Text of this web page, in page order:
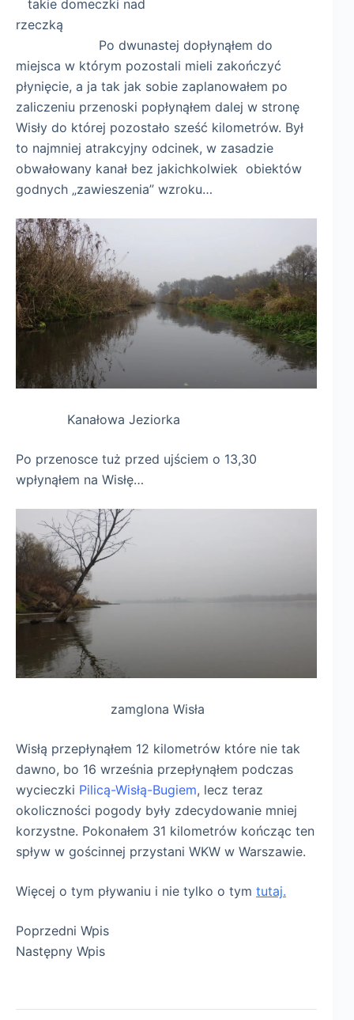
takie domeczki nad
rzeczką
Po dwunastej dopłynąłem do
miejsca w którym pozostali mieli zakończyć
płynięcie, a ja tak jak sobie zaplanowałem po
zaliczeniu przenoski popłynąłem dalej w stronę
Wisły do której pozostało sześć kilometrów. Był
to najmniej atrakcyjny odcinek, w zasadzie
obwałowany kanał bez jakichkolwiek obiektów
godnych „zawieszenia” wzroku…
Kanałowa Jeziorka
Po przenosce tuż przed ujściem o 13,30
wpłynąłem na Wisłę…
zamglona Wisła
Wisłą przepłynąłem 12 kilometrów które nie tak
dawno, bo 16 września przepłynąłem podczas
wycieczki Pilicą-Wisłą-Bugiem, lecz teraz
okoliczności pogody były zdecydowanie mniej
korzystne. Pokonałem 31 kilometrów kończąc ten
spływ w gościnnej przystani WKW w Warszawie.
Więcej o tym pływaniu i nie tylko o tym tutaj.
Poprzedni Wpis
Następny Wpis